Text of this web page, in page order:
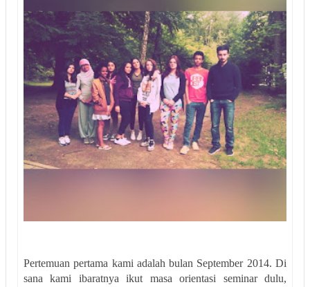
Pertemuan pertama kami adalah bulan September 2014. Di
sana kami ibaratnya ikut masa orientasi seminar dulu,